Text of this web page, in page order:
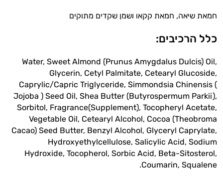
אייג'ינג
טיפוח
הגוף
טיפוח
הפנים
חמאת שיאה, חמאת קקאו ושמן שקדים מתוקים
כלל הרכיבים:
Water, Sweet Almond (Prunus Amygdalus Dulcis) Oil,
Glycerin, Cetyl Palmitate, Cetearyl Glucoside,
Caprylic/Capric Triglyceride, Simmondsia Chinensis (
Jojoba ) Seed Oil, Shea Butter (Butyrospermum Parkii),
Sorbitol, Fragrance(Supplement), Tocopheryl Acetate,
Vegetable Oil, Cetearyl Alcohol, Cocoa (Theobroma
Cacao) Seed Butter, Benzyl Alcohol, Glyceryl Caprylate,
Hydroxyethylcellulose, Salicylic Acid, Sodium
Hydroxide, Tocopherol, Sorbic Acid, Beta-Sitosterol,
Coumarin, Squalene.